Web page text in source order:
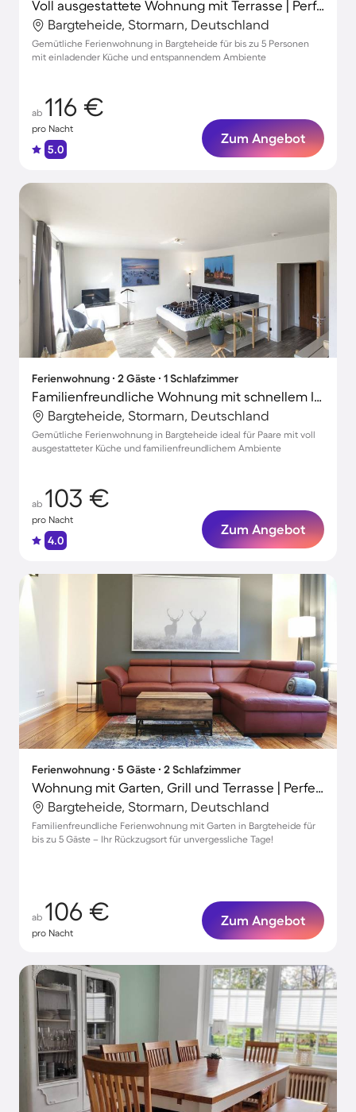
Voll ausgestattete Wohnung mit Terrasse | Perfekt für die Arbeit von Zuhause
Bargteheide, Stormarn, Deutschland
Gemütliche Ferienwohnung in Bargteheide für bis zu 5 Personen
mit einladender Küche und entspannendem Ambiente
ab 116 €
pro Nacht
5.0
Zum Angebot
Ferienwohnung ∙ 2 Gäste ∙ 1 Schlafzimmer
Familienfreundliche Wohnung mit schnellem Internet
Bargteheide, Stormarn, Deutschland
Gemütliche Ferienwohnung in Bargteheide ideal für Paare mit voll
ausgestatteter Küche und familienfreundlichem Ambiente
ab 103 €
pro Nacht
4.0
Zum Angebot
Ferienwohnung ∙ 5 Gäste ∙ 2 Schlafzimmer
Wohnung mit Garten, Grill und Terrasse | Perfekt für die Arbeit von Zuhause
Bargteheide, Stormarn, Deutschland
Familienfreundliche Ferienwohnung mit Garten in Bargteheide für
bis zu 5 Gäste – Ihr Rückzugsort für unvergessliche Tage!
ab 106 €
pro Nacht
Zum Angebot